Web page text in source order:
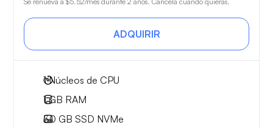
ADQUIRIR
1Núcleos de CPU
1 GB RAM
30 GB SSD NVMe